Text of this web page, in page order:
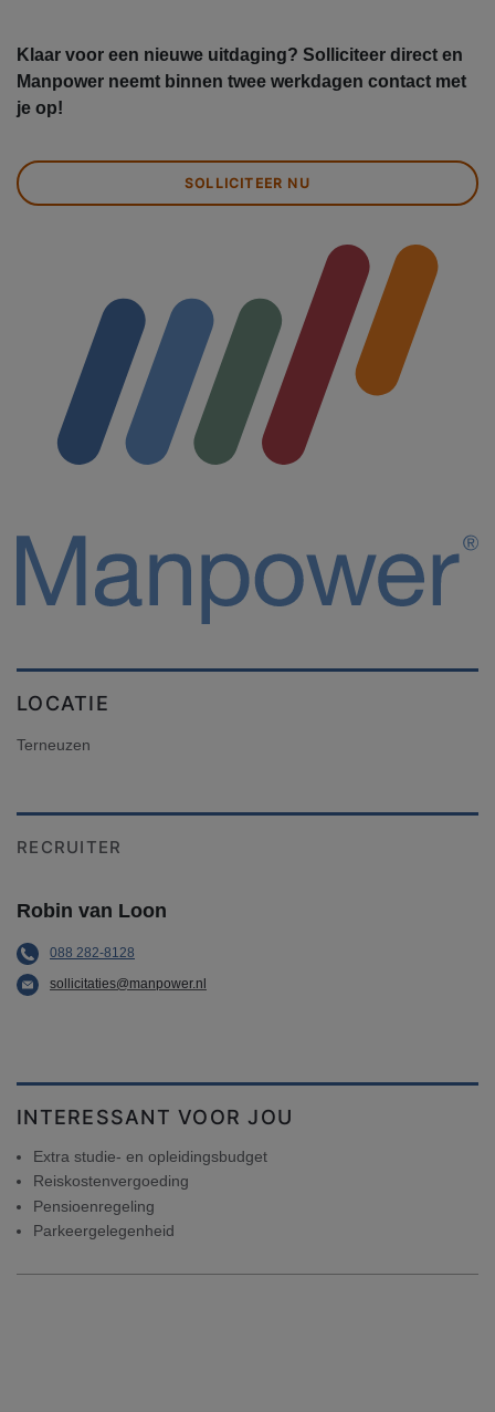
Klaar voor een nieuwe uitdaging? Solliciteer direct en
Manpower neemt binnen twee werkdagen contact met
je op!
SOLLICITEER NU
LOCATIE
Terneuzen
RECRUITER
Robin van Loon
088 282-8128
sollicitaties@manpower.nl
INTERESSANT VOOR JOU
Extra studie- en opleidingsbudget
Reiskostenvergoeding
Pensioenregeling
Parkeergelegenheid